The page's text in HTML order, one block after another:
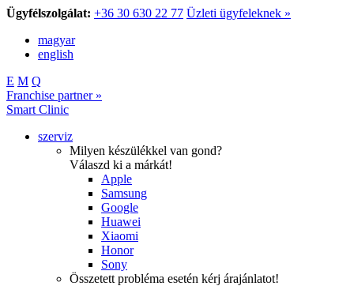
Ügyfélszolgálat: +36 30 630 22 77 Üzleti ügyfeleknek »
magyar
english
E M Q
Franchise partner »
Smart Clinic
szerviz
Milyen készülékkel van gond?
Válaszd ki a márkát!
Apple
Samsung
Google
Huawei
Xiaomi
Honor
Sony
Összetett probléma esetén kérj árajánlatot!